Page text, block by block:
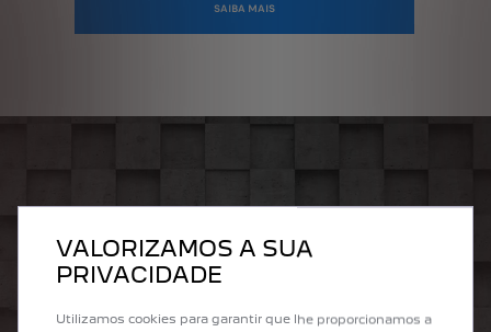
SAIBA MAIS
VALORIZAMOS A SUA
PRIVACIDADE
Utilizamos cookies para garantir que lhe proporcionamos a